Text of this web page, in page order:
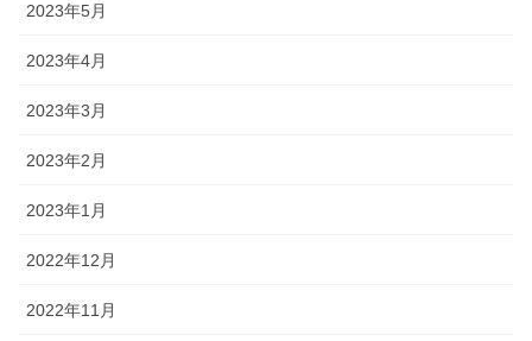
2023年5月
2023年4月
2023年3月
2023年2月
2023年1月
2022年12月
2022年11月